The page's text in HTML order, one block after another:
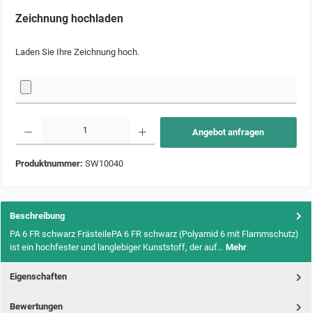
Zeichnung hochladen
Laden Sie Ihre Zeichnung hoch.
Angebot anfragen
Produktnummer: SW10040
Beschreibung
PA 6 FR schwarz FrästeilePA 6 FR schwarz (Polyamid 6 mit Flammschutz)
ist ein hochfester und langlebiger Kunststoff, der auf… Mehr
Eigenschaften
Bewertungen